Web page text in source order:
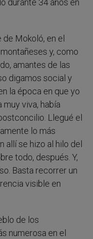
durante 34 años en
Mokoló, en el
y, como
amantes de las
digamos social y
la época en que yo
muy viva, había
Llegué el
lo más
allí se hizo al hilo del
todo, después. Y,
Basta recorrer un
visible en
de los
numerosa en el